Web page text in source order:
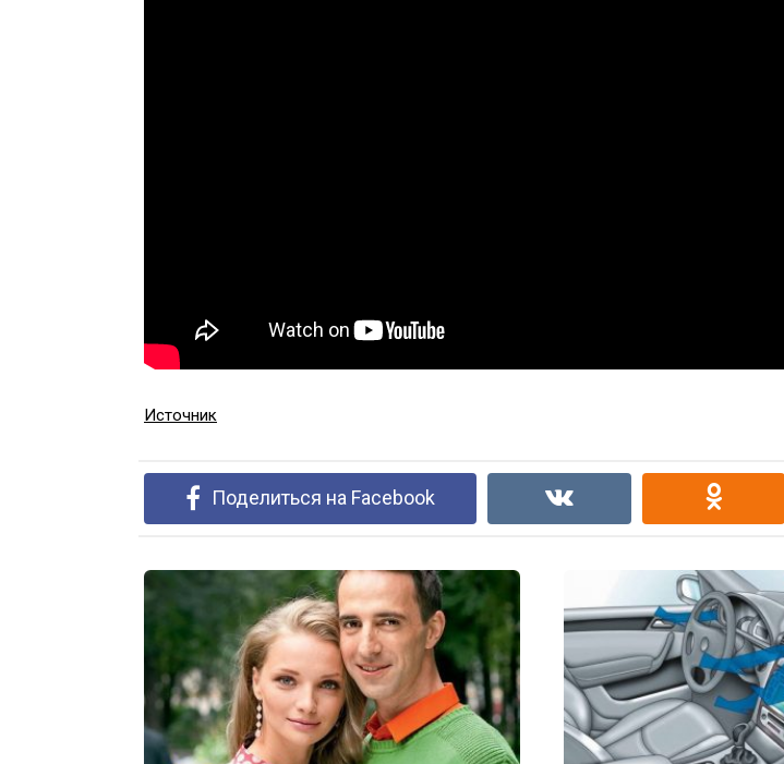
Источник
Поделиться на Facebook